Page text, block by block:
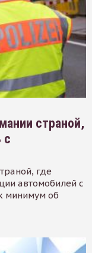
страной,
с
где
автомобилей с
минимум об